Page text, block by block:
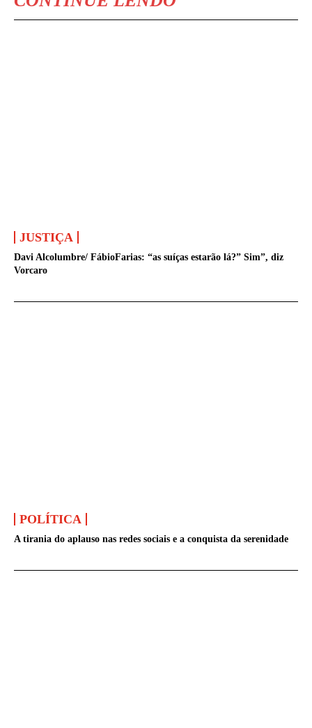
JUSTIÇA
Davi Alcolumbre/ FábioFarias: “as suíças estarão lá?” Sim”, diz
Vorcaro
POLÍTICA
A tirania do aplauso nas redes sociais e a conquista da serenidade